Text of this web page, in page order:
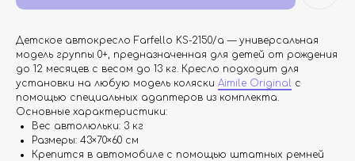
Детское автокресло Farfello KS-2150/а — универсальная
модель группы 0+, предназначенная для детей от рождения
до 12 месяцев с весом до 13 кг. Кресло подходит для
установки на любую модель коляски Aimile Original с
помощью специальных адаптеров из комплекта.
Основные характеристики:
Вес автолюльки: 3 кг
Размеры: 43×70×60 см
Крепится в автомобиле с помощью штатных ремней